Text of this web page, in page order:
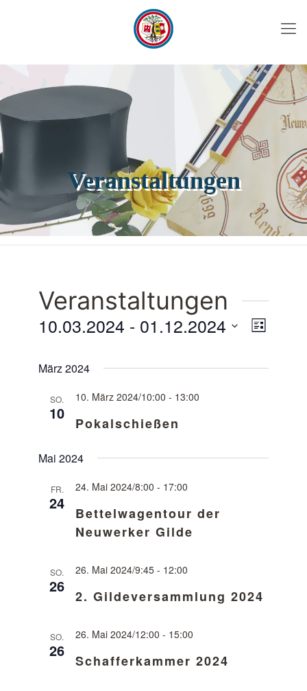
Veranstaltungen
Veranstaltungen
Liste
10.03.2024 - 01.12.2024
wählen.
März 2024
SO.
10
Pokalschießen
10. März 2024/10:00 - 13:00
Mai 2024
FR.
24
Bettelwagentour der
Neuwerker Gilde
24. Mai 2024/8:00 - 17:00
SO.
26
2. Gildeversammlung 2024
26. Mai 2024/9:45 - 12:00
SO.
26
Schafferkammer 2024
26. Mai 2024/12:00 - 15:00